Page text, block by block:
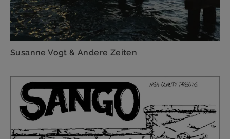
Susanne Vogt & Andere Zeiten